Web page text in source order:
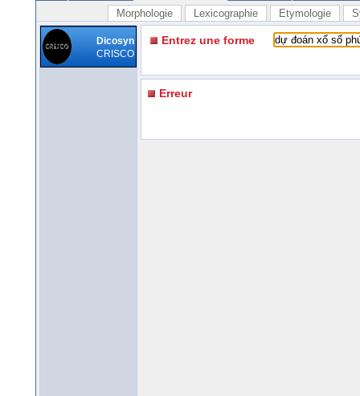
Morphologie Lexicographie Etymologie
Dicosyn
CRISCO
Entrez une forme
Erreur